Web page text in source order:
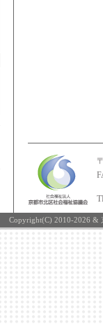
Copyright(C) 2010-2026 &